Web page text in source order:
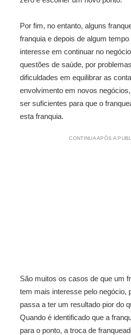
Por fim, no entanto, alguns
franquia e depois de algum
interesse em continuar no
questões de saúde, por
dificuldades em equilibrar as
envolvimento em novos
ser suficientes para que o
esta franquia.
CONTINUA APÓS A
São muitos os casos de que um
tem mais interesse pelo negócio,
passa a ter um resultado pior do
Quando é identificado que a
para o ponto, a troca de